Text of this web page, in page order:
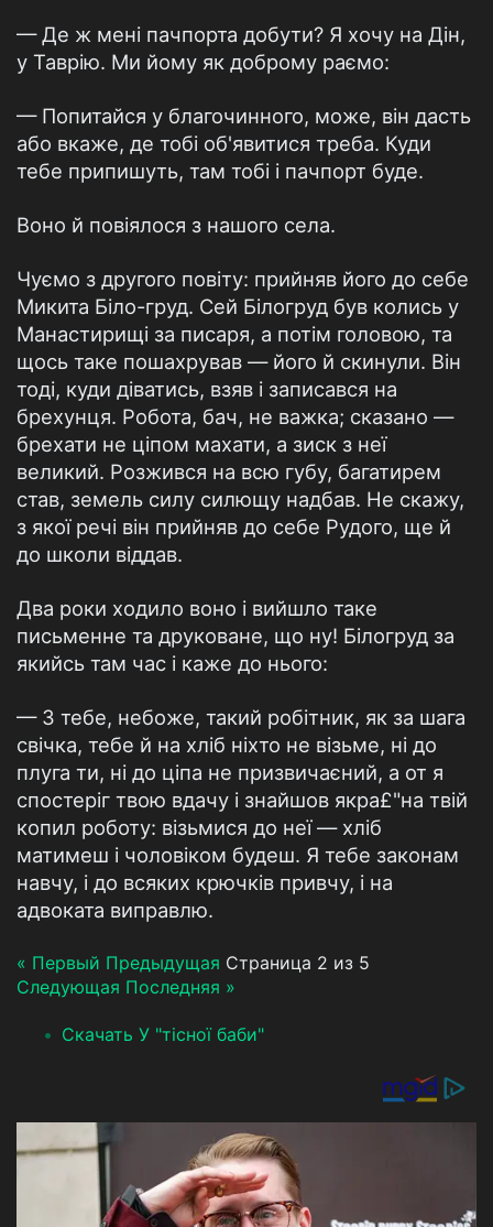
— Де ж мені пачпорта добути? Я хочу на Дін,
у Таврію. Ми йому як доброму раємо:
— Попитайся у благочинного, може, він дасть
або вкаже, де тобі об'явитися треба. Куди
тебе припишуть, там тобі і пачпорт буде.
Воно й повіялося з нашого села.
Чуємо з другого повіту: прийняв його до себе
Микита Біло-груд. Сей Білогруд був колись у
Манастирищі за писаря, а потім головою, та
щось таке пошахрував — його й скинули. Він
тоді, куди діватись, взяв і записався на
брехунця. Робота, бач, не важка; сказано —
брехати не ціпом махати, а зиск з неї
великий. Розжився на всю губу, багатирем
став, земель силу силющу надбав. Не скажу,
з якої речі він прийняв до себе Рудого, ще й
до школи віддав.
Два роки ходило воно і вийшло таке
письменне та друковане, що ну! Білогруд за
якийсь там час і каже до нього:
— З тебе, небоже, такий робітник, як за шага
свічка, тебе й на хліб ніхто не візьме, ні до
плуга ти, ні до ціпа не призвичаєний, а от я
спостеріг твою вдачу і знайшов якра£"на твій
копил роботу: візьмися до неї — хліб
матимеш і чоловіком будеш. Я тебе законам
навчу, і до всяких крючків привчу, і на
адвоката виправлю.
« Первый Предыдущая Страница 2 из 5
Следующая Последняя »
Скачать У "тісної баби"